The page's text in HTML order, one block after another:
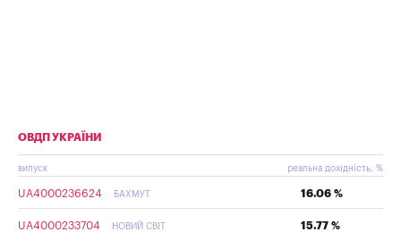
ОВДП УКРАЇНИ
випуск реальна дохідність, %
UA4000236624 БАХМУТ 16.06 %
UA4000233704 НОВИЙ СВІТ 15.77 %